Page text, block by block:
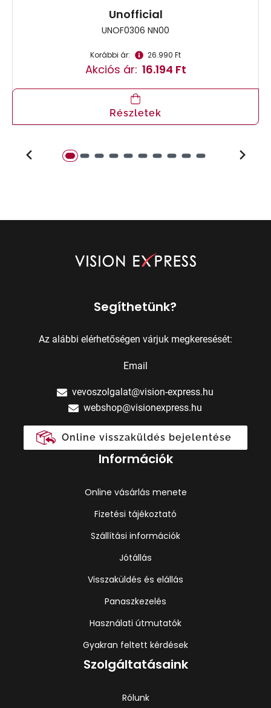
Unofficial
UNOF0306 NN00
Korábbi ár: 26.990 Ft
Akciós ár: 16.194 Ft
Részletek
Segíthetünk?
Az alábbi elérhetőségen várjuk megkeresését:
Email
vevoszolgalat@vision-express.hu
webshop@visionexpress.hu
Online visszaküldés bejelentése
Információk
Online vásárlás menete
Fizetési tájékoztató
Szállítási információk
Jótállás
Visszaküldés és elállás
Panaszkezelés
Használati útmutatók
Gyakran feltett kérdések
Szolgáltatásaink
Rólunk